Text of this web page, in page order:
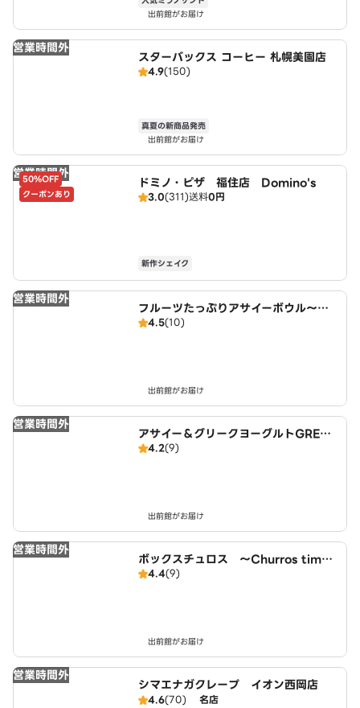
出前館がお届け
営業時間外
スターバックス コーヒー 札幌美園店
4.9(150)
真夏の新商品発売
出前館がお届け
営業時間外
50%OFF
クーポンあり
ドミノ・ピザ 福住店 Domino's
3.0(311)送料0円
新作シェイク
営業時間外
フルーツたっぷりアサイーボウル～ワ
イキキ・ボウルズ 平岸3条店
4.5(10)
出前館がお届け
営業時間外
アサイー＆グリークヨーグルトGREEK
SPOON 豊平店
4.2(9)
出前館がお届け
営業時間外
ボックスチュロス ～Churros time
～ 月寒中央通店
4.4(9)
出前館がお届け
営業時間外
シマエナガクレープ イオン西岡店
4.6(70) 名店